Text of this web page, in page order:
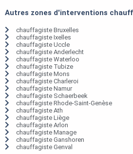
Autres zones d'interventions
chauffagiste Bruxelles
chauffagiste Ixelles
chauffagiste Uccle
chauffagiste Anderlecht
chauffagiste Waterloo
chauffagiste Tubize
chauffagiste Mons
chauffagiste Charleroi
chauffagiste Namur
chauffagiste Schaerbeek
chauffagiste Rhode-Saint-Genèse
chauffagiste Ath
chauffagiste Liège
chauffagiste Arlon
chauffagiste Manage
chauffagiste Ganshoren
chauffagiste Genval